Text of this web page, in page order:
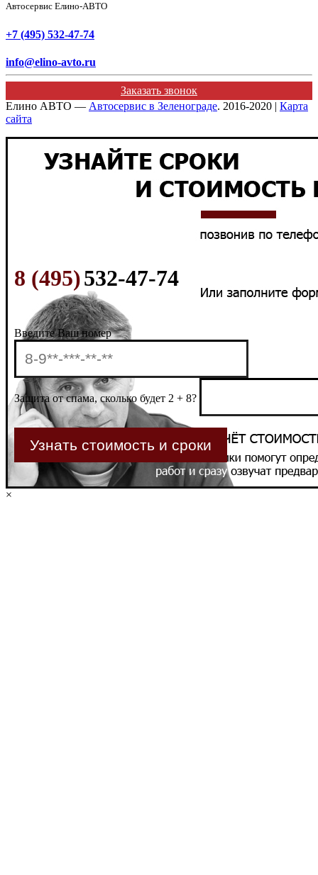
Автосервис Елино-АВТО
+7 (495) 532-47-74
info@elino-avto.ru
Заказать звонок
Елино АВТО — Автосервис в Зеленограде. 2016-2020 | Карта
сайта
8 (495)532-47-74
Введите Ваш номер
Защита от спама, сколько будет 2 + 8?
×